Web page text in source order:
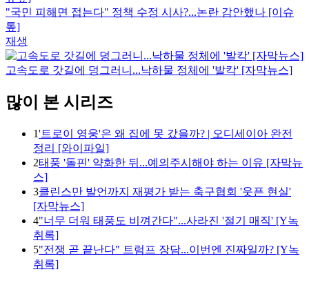
"국민 피해면 접는다" 정책 수정 시사?...논란 감안했나 [이슈
톺]
재생
고속도로 갓길에 덩그러니...낙하물 정체에 '발칵' [자막뉴스]
많이 본 시리즈
1'트로이 영웅'은 왜 집에 못 갔을까? | 오디세이아 완전
정리 [와이파일]
2태풍 '돌핀' 약화한 뒤...예의주시해야 하는 이유 [자막뉴
스]
3클린스만 발언까지 재평가 받는 축구협회 '웃픈 현실'
[자막뉴스]
4"너무 더워 태풍도 비껴간다"...사라진 '절기 매직' [Y녹
취록]
5"전쟁 곧 끝난다" 트럼프 장담...이번엔 진짜일까? [Y녹
취록]